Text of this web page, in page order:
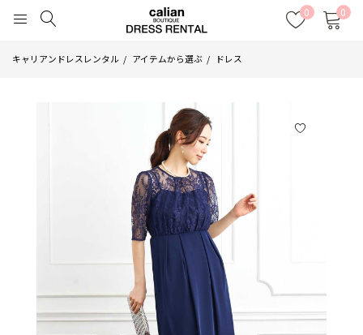
0 0
キャリアンドレスレンタル アイテムから選ぶ ドレス